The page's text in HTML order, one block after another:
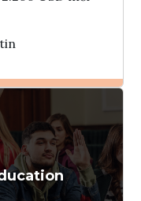
Interlink